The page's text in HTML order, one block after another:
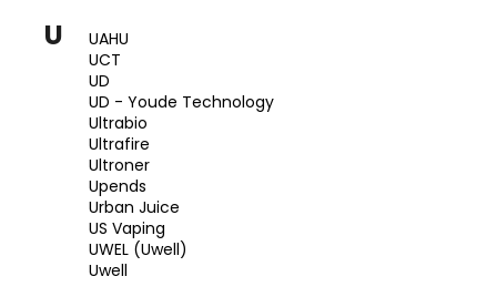
U
UAHU
UCT
UD
UD - Youde Technology
Ultrabio
Ultrafire
Ultroner
Upends
Urban Juice
US Vaping
UWEL (Uwell)
Uwell